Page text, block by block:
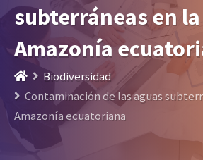
subterráneas en la
Amazonía
Biodiversidad
Contaminación de las aguas
Amazonía ecuatoriana